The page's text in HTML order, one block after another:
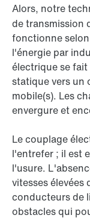
Alors, notre
de transmission
fonctionne
l'énergie par
électrique se
statique vers un
mobile(s). Les
envergure et
Le couplage
l'entrefer ; il est
l'usure.
vitesses élevées
conducteurs de
obstacles qui